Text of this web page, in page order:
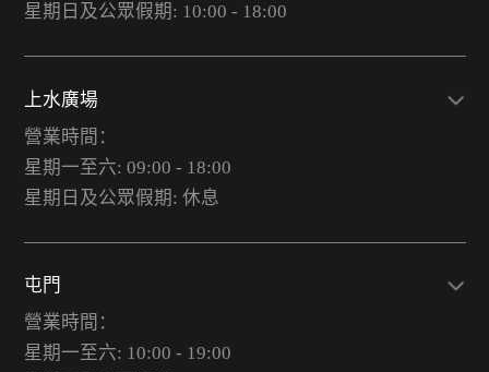
星期日及公眾假期: 10:00 - 18:00
上水廣場
營業時間：
星期一至六: 09:00 - 18:00
星期日及公眾假期: 休息
屯門
營業時間：
星期一至六: 10:00 - 19:00